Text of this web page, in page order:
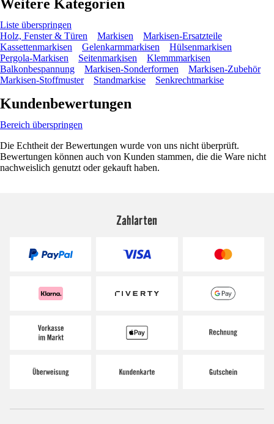
Weitere Kategorien
Liste überspringen
Holz, Fenster & Türen
Markisen
Markisen-Ersatzteile
Kassettenmarkisen
Gelenkarmmarkisen
Hülsenmarkisen
Pergola-Markisen
Seitenmarkisen
Klemmmarkisen
Balkonbespannung
Markisen-Sonderformen
Markisen-Zubehör
Markisen-Stoffmuster
Standmarkise Senkrechtmarkise
Kundenbewertungen
Bereich überspringen
Die Echtheit der Bewertungen wurde von uns nicht überprüft.
Bewertungen können auch von Kunden stammen, die die Ware nicht
nachweislich genutzt oder gekauft haben.
Zahlarten